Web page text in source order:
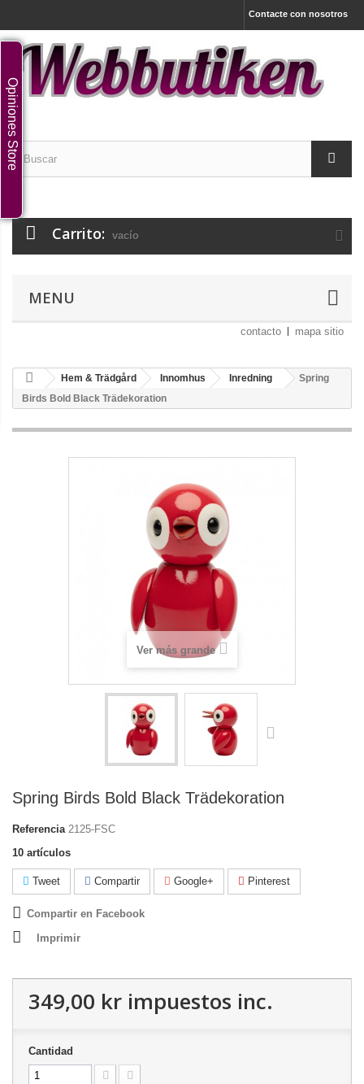
Contacte con nosotros
Carrito: vacío
MENU
contacto mapa sitio
Hem & Trädgård Innomhus Inredning
Spring
Birds Bold Black Trädekoration
Ver más grande
Spring Birds Bold Black Trädekoration
Referencia 2125-FSC
10 artículos
Tweet Compartir Google+ Pinterest
Compartir en Facebook
Imprimir
349,00 kr impuestos inc.
Cantidad
Opiniones Store